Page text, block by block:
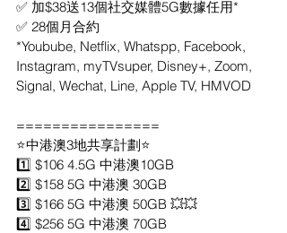
✅ 加$38送13個社交媒體5G數據任用*
✅ 28個月合約
*Youbube, Netflix, Whatspp, Facebook,
Instagram, myTVsuper, Disney+, Zoom,
Signal, Wechat, Line, Apple TV, HMVOD
================
⭐️中港澳3地共享計劃⭐️
1️⃣ $106 4.5G 中港澳10GB
2️⃣ $158 5G 中港澳 30GB
3️⃣ $166 5G 中港澳 50GB 💥💥
4️⃣ $256 5G 中港澳 70GB